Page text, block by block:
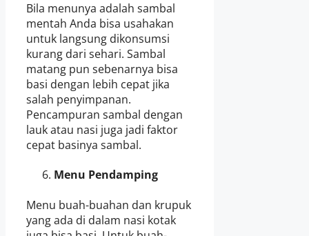
Bila menunya adalah sambal
mentah Anda bisa usahakan
untuk langsung dikonsumsi
kurang dari sehari. Sambal
matang pun sebenarnya bisa
basi dengan lebih cepat jika
salah penyimpanan.
Pencampuran sambal dengan
lauk atau nasi juga jadi faktor
cepat basinya sambal.
Menu Pendamping
Menu buah-buahan dan krupuk
yang ada di dalam nasi kotak